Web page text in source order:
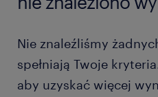
Nie znaleźliśmy
spełniają Twoje
aby uzyskać więcej